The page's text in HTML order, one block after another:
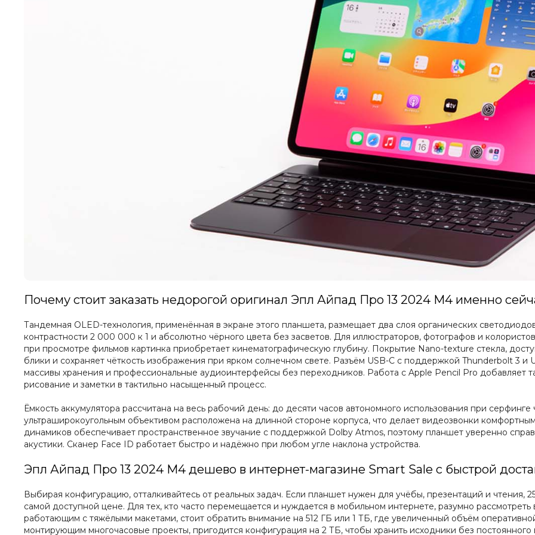
Почему стоит заказать недорогой оригинал Эпл Айпад Про 13 2024 М4 именно
Тандемная OLED-технология, применённая в экране этого планшета, размещает два слоя органических
контрастности 2 000 000 к 1 и абсолютно чёрного цвета без засветов. Для иллюстраторов, фотографов и
при просмотре фильмов картинка приобретает кинематографическую глубину. Покрытие Nano-texture стекла,
блики и сохраняет чёткость изображения при ярком солнечном свете. Разъём USB-C с поддержкой Thunderbolt 3
массивы хранения и профессиональные аудиоинтерфейсы без переходников. Работа с Apple Pencil Pro добавляет
рисование и заметки в тактильно насыщенный процесс.
Ёмкость аккумулятора рассчитана на весь рабочий день: до десяти часов автономного использования при
ультраширокоугольным объективом расположена на длинной стороне корпуса, что делает видеозвонки
динамиков обеспечивает пространственное звучание с поддержкой Dolby Atmos, поэтому планшет уверенно
акустики. Сканер Face ID работает быстро и надёжно при любом угле наклона устройства.
Эпл Айпад Про 13 2024 М4 дешево в интернет-магазине Smart Sale с быстрой
Выбирая конфигурацию, отталкивайтесь от реальных задач. Если планшет нужен для учёбы, презентаций и чтения,
самой доступной цене. Для тех, кто часто перемещается и нуждается в мобильном интернете, разумно
работающим с тяжёлыми макетами, стоит обратить внимание на 512 ГБ или 1 ТБ, где увеличенный объём
монтирующим многочасовые проекты, пригодится конфигурация на 2 ТБ, чтобы хранить исходники без